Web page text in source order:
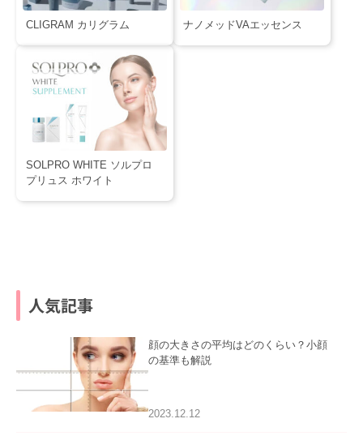
CLIGRAM カリグラム ナノメッドVAエッセンス
SOLPRO WHITE ソルプロ
プリュス ホワイト
人気記事
顔の大きさの平均はどのくらい？小顔
の基準も解説
2023.12.12